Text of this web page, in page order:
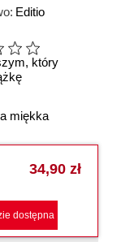
Editio
który
miękka
34,90 zł
dostępna